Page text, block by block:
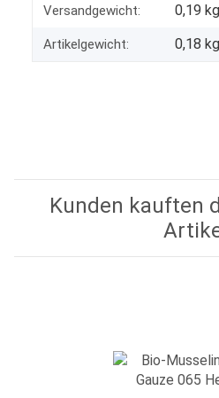
Versandgewicht: 0,19 kg
Artikelgewicht: 0,18 kg
Kunden kauften